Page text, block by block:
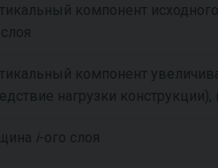
компонент
компонент
нагрузки
i-ого слоя